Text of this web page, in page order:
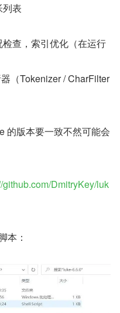
表
查，索引优化（在运行
（Tokenizer / CharFilter
的版本要一致不然可能会
github.com/DmitryKey/luk
本：